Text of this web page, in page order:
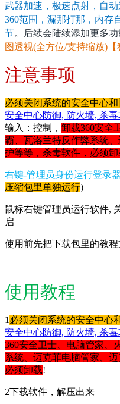
武器加速，极速点射，自
360范围，漏那打那，内存
节。后续会陆续添加更多功
图透视(全方位/支持缩放)【
注意事项
必须关闭系统的安全中心
安全中心防御, 防火墙, 杀
输入：控制， 卸载360安全
霸、瓦洛兰特反作弊系统
护等等，杀毒软件，必须卸
右键-管理员身份运行登录器
压缩包里单独运行)
鼠标右键管理员运行软件,
启
使用前先把下载包里的教
使用教程
1必须关闭系统的安全中心
安全中心防御, 防火墙, 杀
360安全卫士、电脑管家、
系统、迈克菲电脑管家、
必须卸载!
2下载软件，解压出来